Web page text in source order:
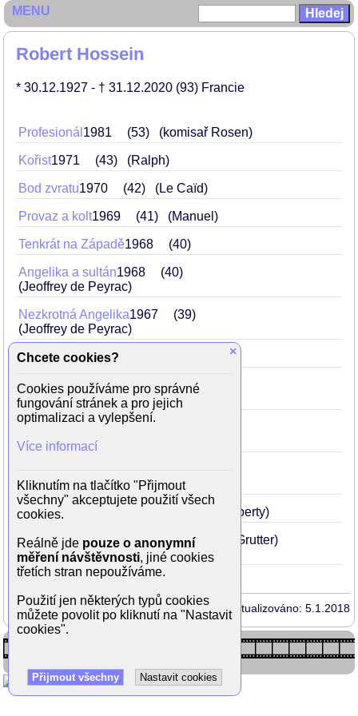
Robert Hossein
* 30.12.1927 - † 31.12.2020 (93) Francie
Profesionál 1981 53 (komisař Rosen)
Kořist1971 43 (Ralph)
Bod zvratu1970 42 (Le Caïd)
Provaz a kolt1969 41 (Manuel)
Tenkrát na Západě1968 40
Angelika a sultán1968
40
(Jeoffrey de Peyrac)
Nezkrotná Angelika1967
39
(Jeoffrey de Peyrac)
Hrom do toho!1965
Angelika a král1965
37
(Jeoffrey de Peyrac)
Angelika, markýza andělů
(Jeoffrey de Peyrac)
(Le sergent François-Joseph Lefebvre)
V proudech (Jean-Paul Viberty)
Rvačka mezi muži 1955 27 (Remi Grutter)
Aktualizováno: 5.1.2018
MENU
×
Chcete cookies?
Cookies používáme pro správné
fungování stránek a pro jejich
optimalizaci a vylepšení.
Více informací
Kliknutím na tlačítko "Přijmout
všechny" akceptujete použití všech
cookies.
Reálně jde pouze o anonymní
měření návštěvnosti, jiné cookies
třetích stran nepoužíváme.
Použití jen některých typů cookies
můžete povolit po kliknutí na "Nastavit
cookies".
Přijmout všechny Nastavit cookies